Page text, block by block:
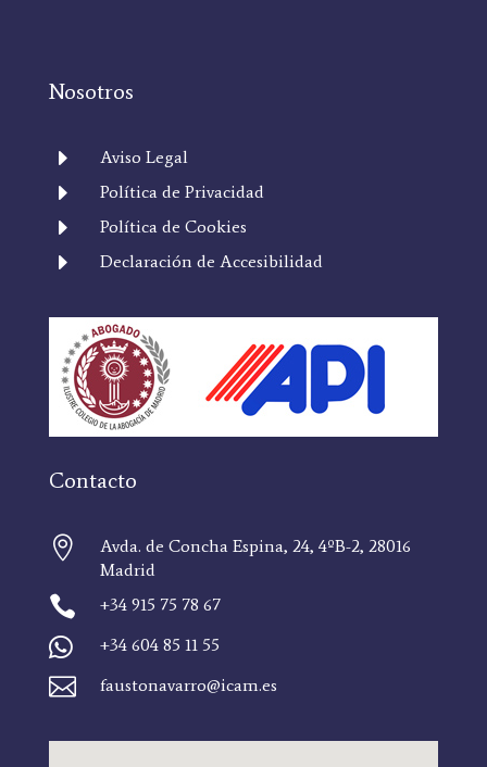
Nosotros
E Aviso Legal
E Política de Privacidad
E Política de Cookies
E Declaración de Accesibilidad
Contacto

Avda. de Concha Espina, 24, 4ºB-2, 28016
Madrid
 +34 915 75 78 67
 +34 604 85 11 55
 faustonavarro@icam.es